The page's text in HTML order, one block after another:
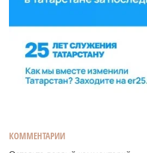
КОММЕНТАРИИ